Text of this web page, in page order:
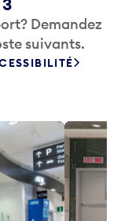
Demandez
suivants.